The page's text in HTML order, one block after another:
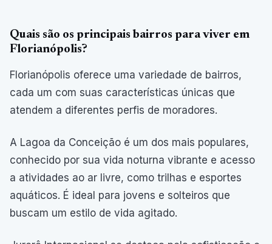
Quais são os principais bairros para viver em
Florianópolis?
Florianópolis oferece uma variedade de bairros,
cada um com suas características únicas que
atendem a diferentes perfis de moradores.
A Lagoa da Conceição é um dos mais populares,
conhecido por sua vida noturna vibrante e acesso
a atividades ao ar livre, como trilhas e esportes
aquáticos. É ideal para jovens e solteiros que
buscam um estilo de vida agitado.